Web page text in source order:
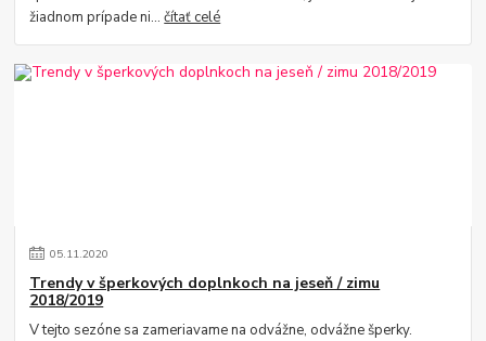
žiadnom prípade ni...čítať celé
05.11.2020
Trendy v šperkových doplnkoch na jeseň / zimu
2018/2019
V tejto sezóne sa zameriavame na odvážne, odvážne šperky.